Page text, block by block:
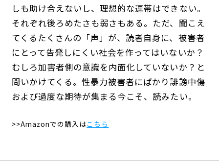
しも助け合えないし、理想的な連帯はできない。
それぞれ後ろめたさも弱さもある。ただ、聞こえ
てくるたくさんの「声」が、読者自身に、被害者
にとって告発しにくい社会を作ってはいないか？
むしろ加害者側の意識を内面化していないか？と
問いかけてくる。性暴力被害者にばかり誹謗中傷
および過度な期待が集まる今こそ、読みたい。
>>Amazonでの購入はこちら